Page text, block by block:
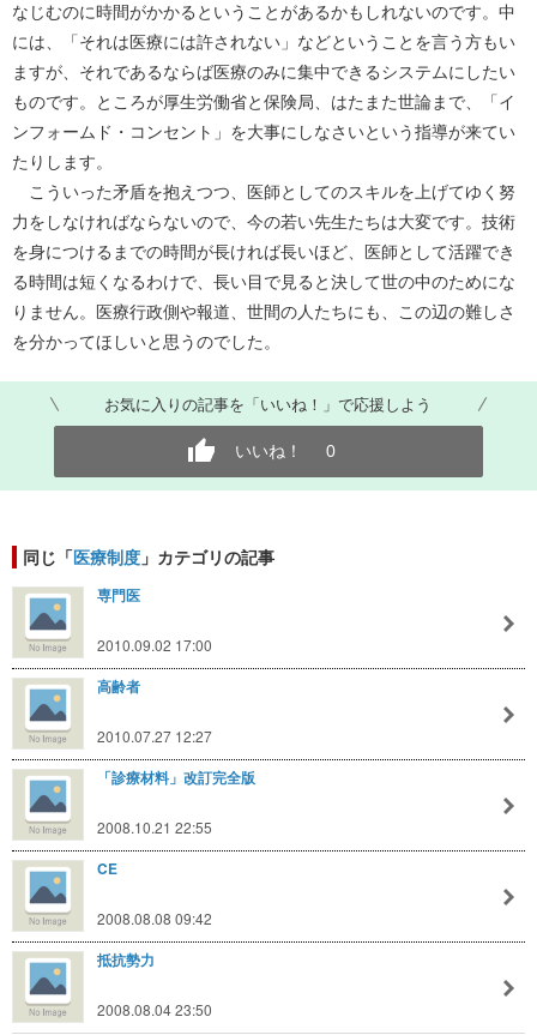
なじむのに時間がかかるということがあるかもしれないのです。中
には、「それは医療には許されない」などということを言う方もい
ますが、それであるならば医療のみに集中できるシステムにしたい
ものです。ところが厚生労働省と保険局、はたまた世論まで、「イ
ンフォームド・コンセント」を大事にしなさいという指導が来てい
たりします。
こういった矛盾を抱えつつ、医師としてのスキルを上げてゆく努
力をしなければならないので、今の若い先生たちは大変です。技術
を身につけるまでの時間が長ければ長いほど、医師として活躍でき
る時間は短くなるわけで、長い目で見ると決して世の中のためにな
りません。医療行政側や報道、世間の人たちにも、この辺の難しさ
を分かってほしいと思うのでした。
お気に入りの記事を「いいね！」で応援しよう
いいね！ 0
同じ「医療制度 」カテゴリの記事
専門医
2010.09.02 17:00
高齢者
2010.07.27 12:27
「診療材料」改訂完全版
2008.10.21 22:55
CE
2008.08.08 09:42
抵抗勢力
2008.08.04 23:50